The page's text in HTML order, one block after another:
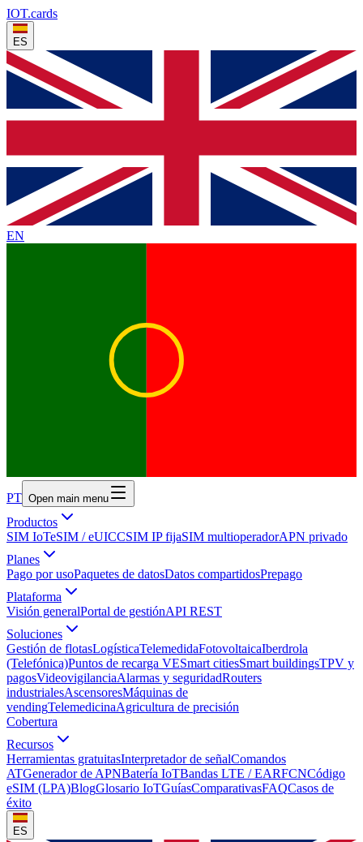
IOT.cards
ES
EN
PT Open main menu
Productos
SIM IoTeSIM / eUICCSIM IP fijaSIM multioperadorAPN privado
Planes
Pago por usoPaquetes de datosDatos compartidosPrepago
Plataforma
Visión generalPortal de gestiónAPI REST
Soluciones
Gestión de flotasLogísticaTelemedidaFotovoltaicaIberdrola
(Telefónica)Puntos de recarga VESmart citiesSmart buildingsTPV y
pagosVideovigilanciaAlarmas y seguridadRouters
industrialesAscensoresMáquinas de
vendingTelemedicinaAgricultura de precisión
Cobertura
Recursos
Herramientas gratuitasInterpretador de señalComandos
ATGenerador de APNBatería IoTBandas LTE / EARFCNCódigo
eSIM (LPA)BlogGlosario IoTGuíasComparativasFAQCasos de
éxito
ES